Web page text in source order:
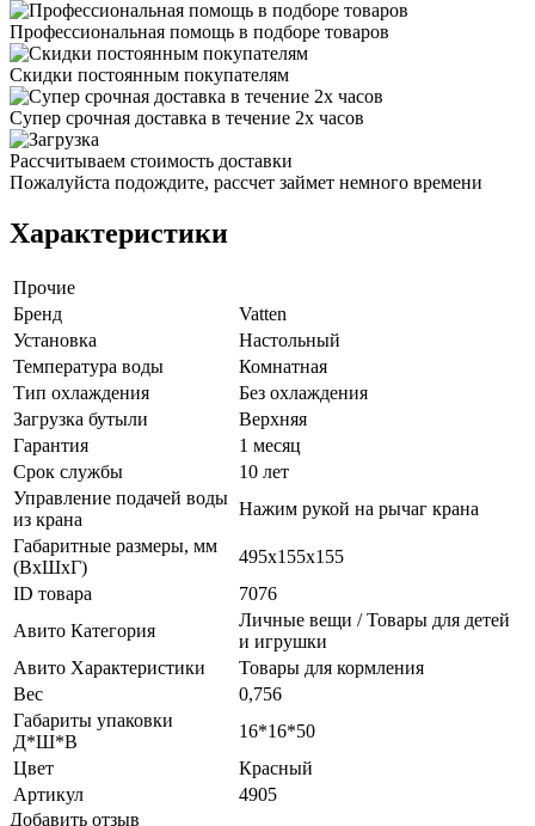
Профессиональная помощь в подборе товаров
Скидки постоянным покупателям
Супер срочная доставка в течение 2х часов
Рассчитываем стоимость доставки
Пожалуйста подождите, рассчет займет немного времени
Характеристики
Прочие
Бренд
Vatten
Установка
Настольный
Температура воды
Комнатная
Тип охлаждения
Без охлаждения
Загрузка бутыли
Верхняя
Гарантия
1 месяц
Срок службы
10 лет
Управление подачей воды
из крана
Нажим рукой на рычаг крана
Габаритные размеры, мм
(ВxШxГ)
495x155x155
ID товара
7076
Авито Категория
Личные вещи / Товары для детей
и игрушки
Авито Характеристики
Товары для кормления
Вес
0,756
Габариты упаковки
Д*Ш*В
16*16*50
Цвет
Красный
Артикул
4905
Добавить отзыв